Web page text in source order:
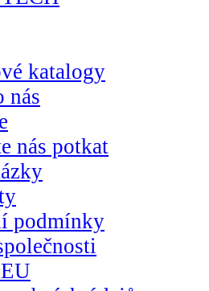
katalogy
nás
nás potkat
podmínky